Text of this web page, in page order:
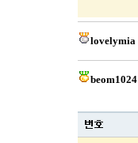
lovelymia
beom1024